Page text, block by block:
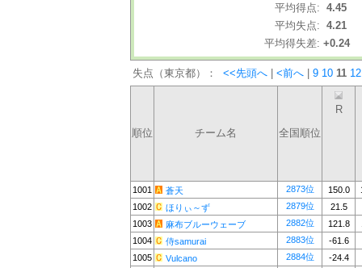
平均得点: 4.45
平均失点: 4.21
平均得失差: +0.24
失点（東京都）： <<先頭へ <前へ 9 10 11 12
順位 チーム名 全国順位
R
1001 蒼天 2873位 150.0
1002
ほりぃ～ず 2879位
21.5
1003
麻布ブルーウェーブ 2882位 121.8
1004
侍samurai 2883位
-61.6
1005
Vulcano 2884位
-24.4